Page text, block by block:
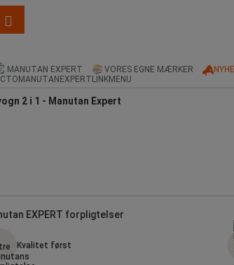
MANUTAN EXPERT VORES EGNE MÆRKER
2 i 1 - Manutan Expert
EXPERT forpligtelser
Kvalitet først